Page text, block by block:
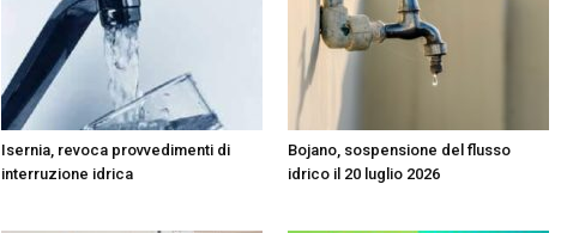
Isernia, revoca provvedimenti di
interruzione idrica
Bojano, sospensione del flusso
idrico il 20 luglio 2026